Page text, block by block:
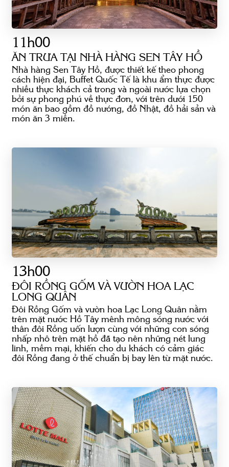
11h00
ĂN TRƯA TẠI NHÀ HÀNG SEN TÂY HỒ
Nhà hàng Sen Tây Hồ, được thiết kế theo phong
cách hiện đại, Buffet Quốc Tế là khu ẩm thực được
nhiều thực khách cả trong và ngoài nước lựa chọn
bởi sự phong phú về thực đơn, với trên dưới 150
món ăn bao gồm đồ nướng, đồ Nhật, đồ hải sản và
món ăn 3 miền.
13h00
ĐÔI RỒNG GỐM VÀ VƯỜN HOA LẠC
LONG QUÂN
Đôi Rồng Gốm và vườn hoa Lạc Long Quân nằm
trên mặt nước Hồ Tây mênh mông sóng nước với
thân đôi Rồng uốn lượn cùng với những con sóng
nhấp nhô trên mặt hồ đã tạo nên những nét lung
linh, mềm mại, khiến cho du khách có cảm giác
đôi Rồng đang ở thế chuẩn bị bay lên từ mặt nước.